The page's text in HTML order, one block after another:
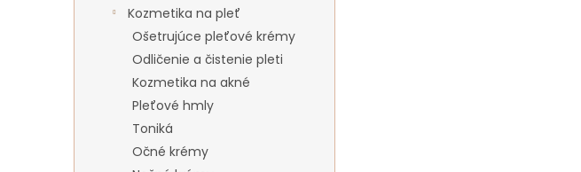
Kozmetika na pleť
Ošetrujúce pleťové krémy
Odličenie a čistenie pleti
Kozmetika na akné
Pleťové hmly
Toniká
Očné krémy